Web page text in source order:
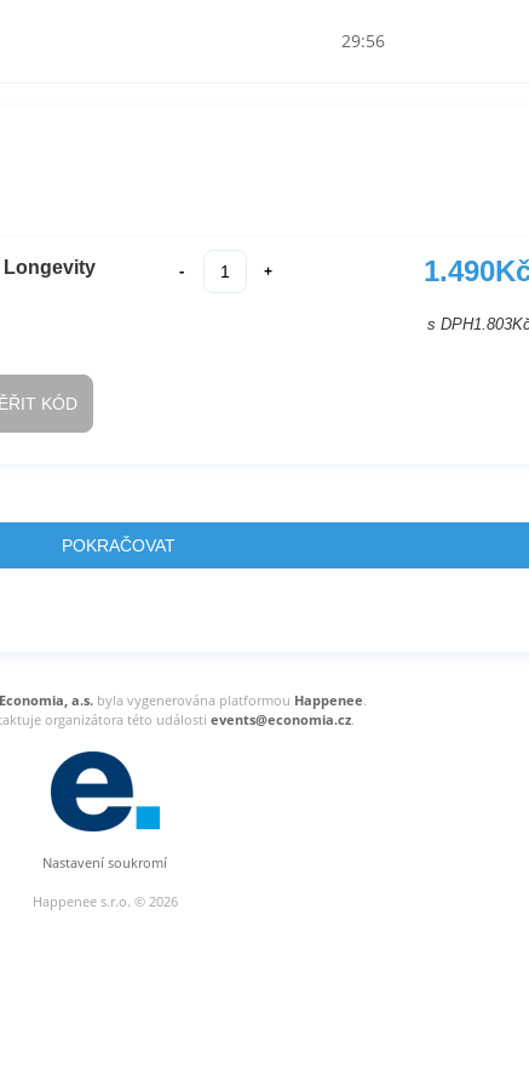
29:56
Longevity
- + 1.490
s DPH1.803
KÓD
POKRAČOVAT
Economia, a.s. byla vygenerována platformou Happenee.
organizátora této události events@economia.cz.
Nastavení soukromí
Happenee s.r.o. © 2026